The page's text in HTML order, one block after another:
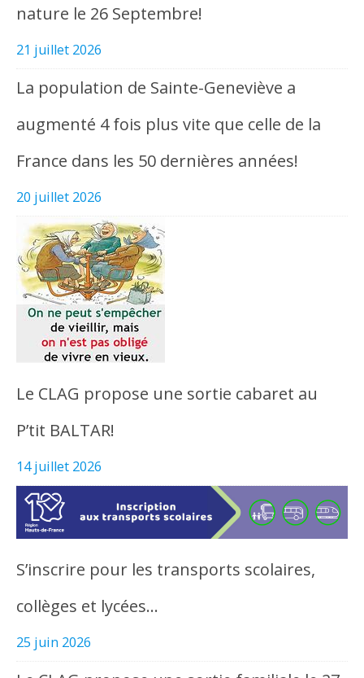
nature le 26 Septembre!
21 juillet 2026
La population de Sainte-Geneviève a
augmenté 4 fois plus vite que celle de la
France dans les 50 dernières années!
20 juillet 2026
Le CLAG propose une sortie cabaret au
P’tit BALTAR!
14 juillet 2026
S’inscrire pour les transports scolaires,
collèges et lycées…
25 juin 2026